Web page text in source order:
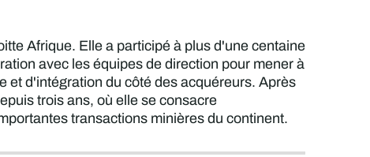
Afrique. Elle a participé à plus d'une centaine
avec les équipes de direction pour mener à
et d'intégration du côté des acquéreurs. Après
trois ans, où elle se consacre
transactions minières du continent.